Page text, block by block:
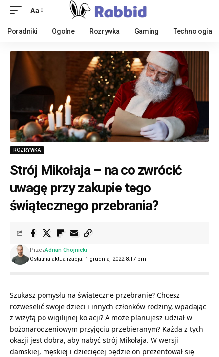
Aa
Poradniki Ogolne Rozrywka Gaming Technologia
ROZRYWKA
Strój Mikołaja – na co zwrócić
uwagę przy zakupie tego
świątecznego przebrania?
Ostatnia aktualizacja: 1 grudnia, 2022 8:17 pm
PrzezAdrian Chojnicki
Szukasz pomysłu na świąteczne przebranie? Chcesz
rozweselić swoje dzieci i innych członków rodziny, wpadając
z wizytą po wigilijnej kolacji? A może planujesz udział w
bożonarodzeniowym przyjęciu przebieranym? Każda z tych
okazji jest dobra, aby nabyć strój Mikołaja. W wersji
damskiej, męskiej i dziecięcej będzie on prezentował się